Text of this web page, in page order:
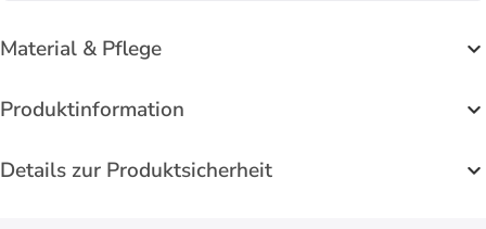
Material & Pflege
Produktinformation
Details zur Produktsicherheit